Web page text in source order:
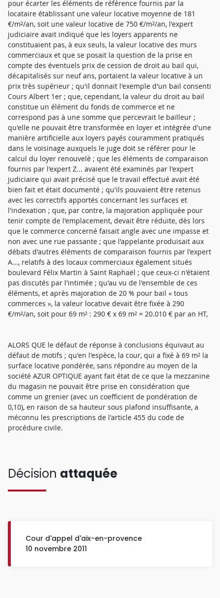
pour écarter les éléments de référence fournis par la
locataire établissant une valeur locative moyenne de 181
€/m²/an, soit une valeur locative de 750 €/m²/an, l'expert
judiciaire avait indiqué que les loyers apparents ne
constituaient pas, à eux seuls, la valeur locative des murs
commerciaux et que se posait la question de la prise en
compte des éventuels prix de cession de droit au bail qui,
décapitalisés sur neuf ans, portaient la valeur locative à un
prix très supérieur ; qu'il donnait l'exemple d'un bail consenti
Cours Albert 1er ; que, cependant, la valeur du droit au bail
constitue un élément du fonds de commerce et ne
correspond pas à une somme que percevrait le bailleur ;
qu'elle ne pouvait être transformée en loyer et intégrée d'une
manière artificielle aux loyers payés couramment pratiqués
dans le voisinage auxquels le juge doit se référer pour le
calcul du loyer renouvelé ; que les éléments de comparaison
fournis par l'expert Z... avaient été examinés par l'expert
judiciaire qui avait précisé que le travail effectué avait été
bien fait et était documenté ; qu'ils pouvaient être retenus
avec les correctifs apportés concernant les surfaces et
l'indexation ; que, par contre, la majoration appliquée pour
tenir compte de l'emplacement, devait être réduite, dès lors
que le commerce concerné faisait angle avec une impasse et
non avec une rue passante ; que l'appelante produisait aux
débats d'autres éléments de comparaison fournis par l'expert
A..., relatifs à des locaux commerciaux également situés
boulevard Félix Martin à Saint Raphaël ; que ceux-ci n'étaient
pas discutés par l'intimée ; qu'au vu de l'ensemble de ces
éléments, et après majoration de 20 % pour bail « tous
commerces », la valeur locative devait être fixée à 290
€/m²/an, soit pour 69 m² : 290 € x 69 m² = 20.010 € par an HT,
ALORS QUE le défaut de réponse à conclusions équivaut au
défaut de motifs ; qu'en l'espèce, la cour, qui a fixé à 69 m² la
surface locative pondérée, sans répondre au moyen de la
société AZUR OPTIQUE ayant fait état de ce que la mezzanine
du magasin ne pouvait être prise en considération que
comme un grenier (avec un coefficient de pondération de
0,10), en raison de sa hauteur sous plafond insuffisante, a
méconnu les prescriptions de l'article 455 du code de
procédure civile.
Décision attaquée
Cour d'appel d'aix-en-provence
10 novembre 2011